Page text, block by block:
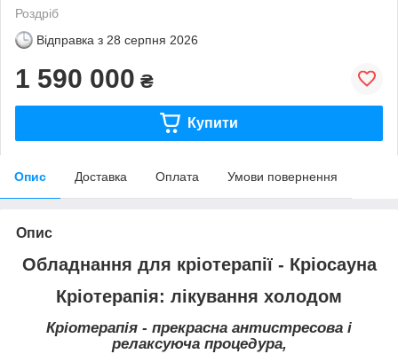
Роздріб
Відправка з 28 серпня 2026
1 590 000 ₴
Купити
Опис Доставка Оплата Умови повернення
Опис
Обладнання для кріотерапії - Кріосауна
Кріотерапія: лікування холодом
Кріотерапія - прекрасна антистресова і
релаксуюча процедура,